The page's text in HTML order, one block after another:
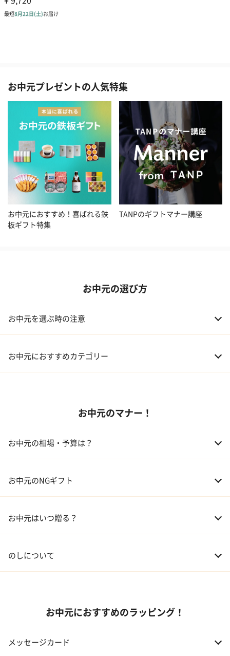
お中元プレゼントの人気特集
お中元におすすめ！喜ばれる鉄
板ギフト特集
TANPのギフトマナー講座
お中元の選び方
お中元を選ぶ時の注意
お中元におすすめカテゴリー
03 ギフトカタログ
お中元のマナー！
お中元の相場・予算は？
02 兄弟、姉妹 3,000～5,000円
04 会社の上司 5,000円程度
お中元のNGギフト
お中元はいつ贈る？
のしについて
お中元におすすめのラッピング！
メッセージカード